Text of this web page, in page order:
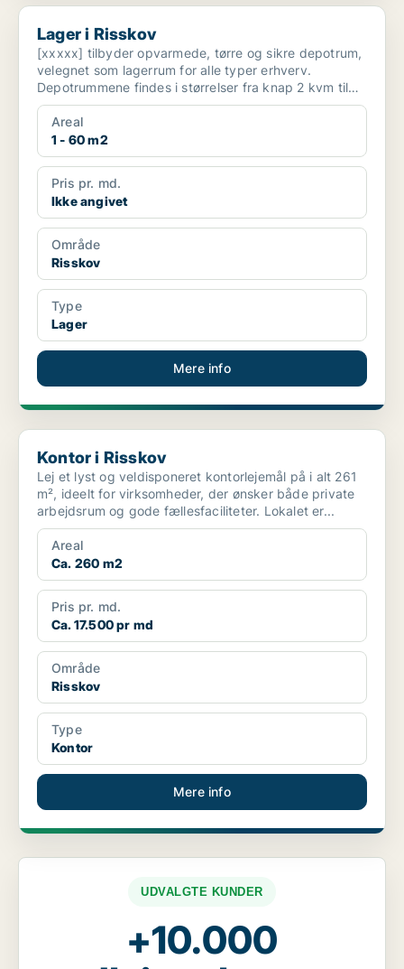
Lager i Risskov
Lager i Risskov
[xxxxx] tilbyder opvarmede, tørre og sikre depotrum,
velegnet som lagerrum for alle typer erhverv.
Depotrummene findes i størrelser fra knap 2 kvm til
60 kvm...
Areal
1 - 60 m2
Pris pr. md.
Ikke angivet
Område
Risskov
Type
Lager
Mere info
Kontor i Risskov
Kontor i Risskov
Lej et lyst og veldisponeret kontorlejemål på i alt 261
m², ideelt for virksomheder, der ønsker både private
arbejdsrum og gode fællesfaciliteter. Lokalet er...
Areal
Ca. 260 m2
Pris pr. md.
Ca. 17.500 pr md
Område
Risskov
Type
Kontor
Mere info
UDVALGTE KUNDER
+10.000